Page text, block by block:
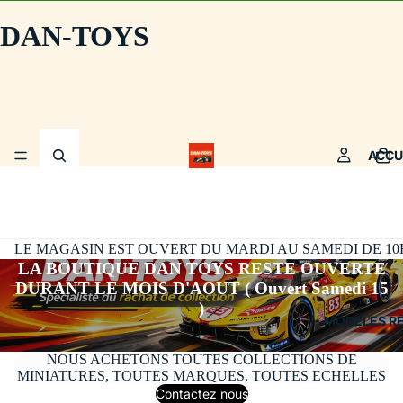
DAN-TOYS
MODÈLES
LE MAGASIN EST OUVERT DU MARDI AU SAMEDI DE
LA BOUTIQUE DAN TOYS RESTE OUVERTE
DURANT LE MOIS D'AOUT ( Ouvert Samedi 15
)
NOUS ACHETONS TOUTES COLLECTIONS DE
MINIATURES, TOUTES MARQUES, TOUTES ECHELLES
Contactez nous